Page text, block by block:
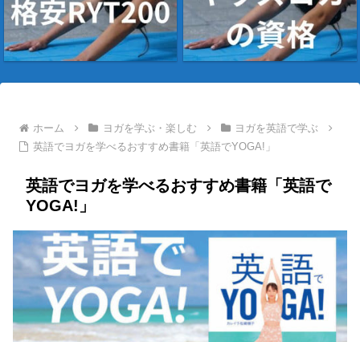
ホーム ヨガを学ぶ・楽しむ
ヨガを英語で学ぶ
英語でヨガを学べるおすすめ書籍「英語でYOGA!」
英語でヨガを学べるおすすめ書籍「英語で
YOGA!」